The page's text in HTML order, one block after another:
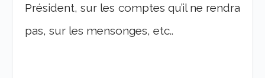
Président, sur les comptes qu’il ne rendra
pas, sur les mensonges, etc..